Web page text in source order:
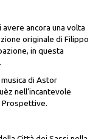
ancora una volta
originale di Filippo
in questa
musica di Astor
nell’incantevole